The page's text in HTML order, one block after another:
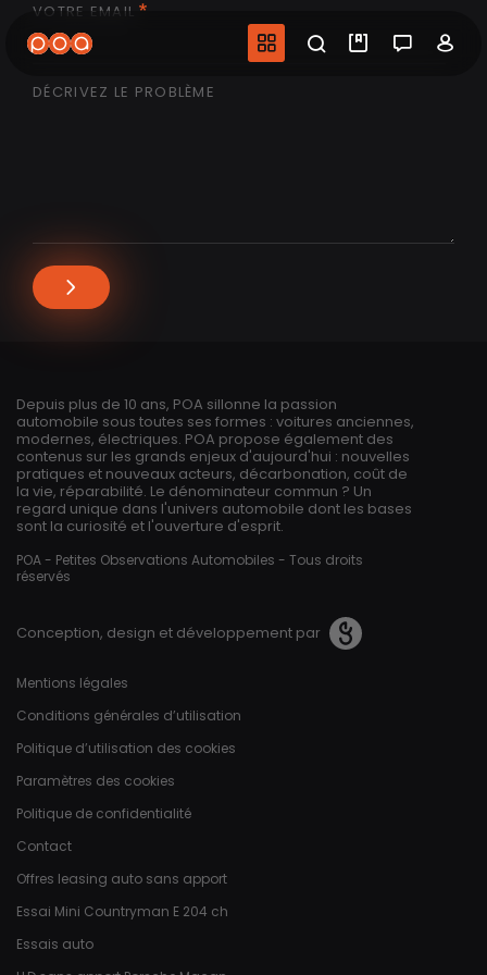
au
contenu
Navigation
Recherche
Mes
VOTRE EMAIL
DÉCRIVEZ LE PROBLÈME
Depuis plus de 10 ans, POA sillonne la passion
automobile sous toutes ses formes : voitures anciennes,
modernes, électriques. POA propose également des
contenus sur les grands enjeux d'aujourd'hui : nouvelles
pratiques et nouveaux acteurs, décarbonation, coût de
la vie, réparabilité. Le dénominateur commun ? Un
regard unique dans l'univers automobile dont les bases
sont la curiosité et l'ouverture d'esprit.
POA - Petites Observations Automobiles - Tous droits
réservés
Conception, design et développement par
Pied de page
Mentions légales
Conditions générales d’utilisation
Politique d’utilisation des cookies
Paramètres des cookies
Politique de confidentialité
Contact
Offres leasing auto sans apport
Essai Mini Countryman E 204 ch
Essais auto